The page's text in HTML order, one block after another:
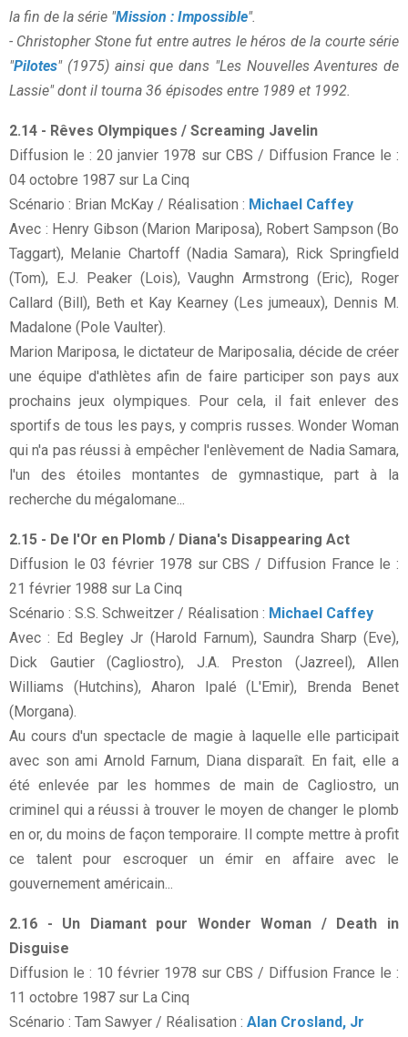
la fin de la série "Mission : Impossible".
- Christopher Stone fut entre autres le héros de la courte série
"Pilotes" (1975) ainsi que dans "Les Nouvelles Aventures de
Lassie" dont il tourna 36 épisodes entre 1989 et 1992.
2.14 - Rêves Olympiques / Screaming Javelin
Diffusion le : 20 janvier 1978 sur CBS / Diffusion France le :
04 octobre 1987 sur La Cinq
Scénario : Brian McKay / Réalisation : Michael Caffey
Avec : Henry Gibson (Marion Mariposa), Robert Sampson (Bo
Taggart), Melanie Chartoff (Nadia Samara), Rick Springfield
(Tom), E.J. Peaker (Lois), Vaughn Armstrong (Eric), Roger
Callard (Bill), Beth et Kay Kearney (Les jumeaux), Dennis M.
Madalone (Pole Vaulter).
Marion Mariposa, le dictateur de Mariposalia, décide de créer
une équipe d'athlètes afin de faire participer son pays aux
prochains jeux olympiques. Pour cela, il fait enlever des
sportifs de tous les pays, y compris russes. Wonder Woman
qui n'a pas réussi à empêcher l'enlèvement de Nadia Samara,
l'un des étoiles montantes de gymnastique, part à la
recherche du mégalomane...
2.15 - De l'Or en Plomb / Diana's Disappearing Act
Diffusion le 03 février 1978 sur CBS / Diffusion France le :
21 février 1988 sur La Cinq
Scénario : S.S. Schweitzer / Réalisation : Michael Caffey
Avec : Ed Begley Jr (Harold Farnum), Saundra Sharp (Eve),
Dick Gautier (Cagliostro), J.A. Preston (Jazreel), Allen
Williams (Hutchins), Aharon Ipalé (L'Emir), Brenda Benet
(Morgana).
Au cours d'un spectacle de magie à laquelle elle participait
avec son ami Arnold Farnum, Diana disparaît. En fait, elle a
été enlevée par les hommes de main de Cagliostro, un
criminel qui a réussi à trouver le moyen de changer le plomb
en or, du moins de façon temporaire. Il compte mettre à profit
ce talent pour escroquer un émir en affaire avec le
gouvernement américain...
2.16 - Un Diamant pour Wonder Woman / Death in
Disguise
Diffusion le : 10 février 1978 sur CBS / Diffusion France le :
11 octobre 1987 sur La Cinq
Scénario : Tam Sawyer / Réalisation : Alan Crosland, Jr